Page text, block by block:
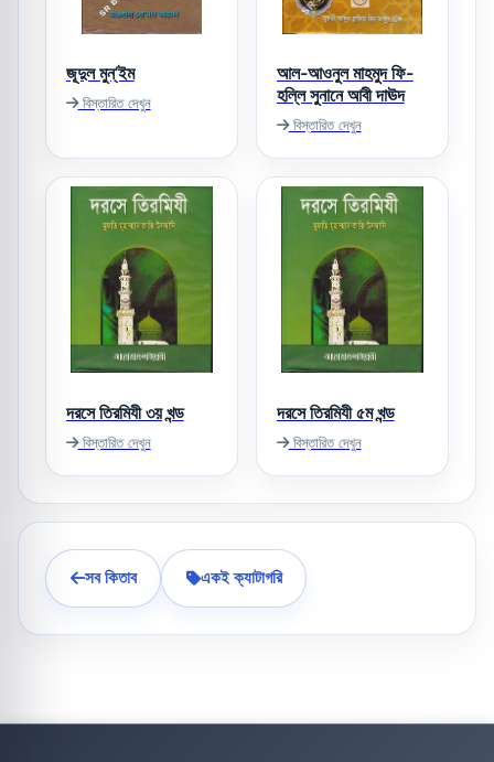
জূদুল মুন্‌’ইম
বিস্তারিত দেখুন
আল-আওনুল মাহমুদ ফি-
হল্লি সুনানে আবী দাঊদ
বিস্তারিত দেখুন
দরসে তিরমিযী ৩য় খন্ড
বিস্তারিত দেখুন
দরসে তিরমিযী ৫ম খন্ড
বিস্তারিত দেখুন
সব কিতাব একই ক্যাটাগরি